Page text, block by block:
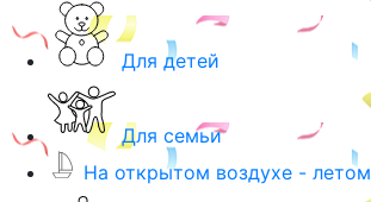
Для детей
Для семьи
На открытом воздухе - летом